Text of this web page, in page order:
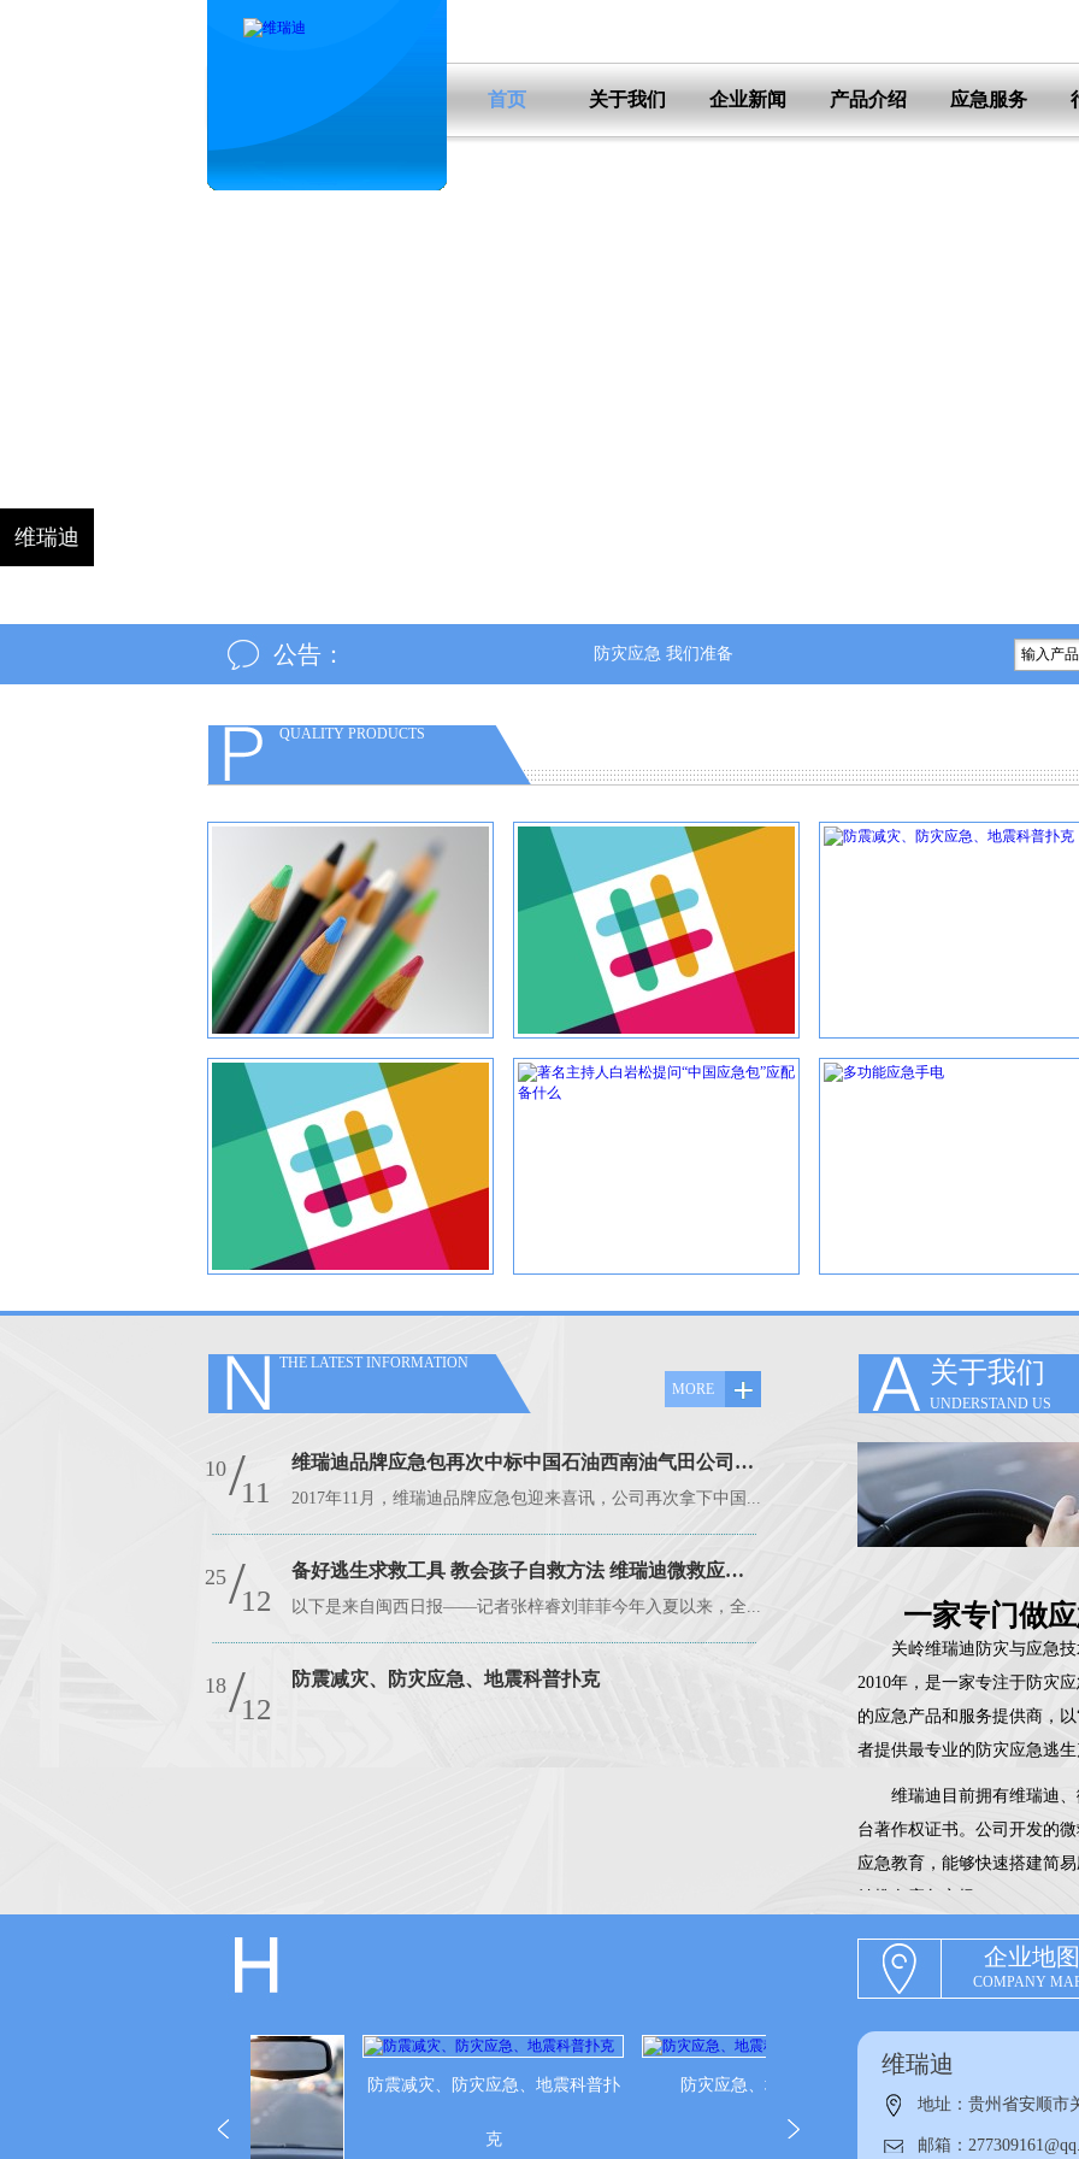
维瑞迪
首页 关于我们 企业新闻 产品介绍 应急服务
公告： 防灾应急 我们准备
QUALITY PRODUCTS
THE LATEST INFORMATION
MORE
10/11
维瑞迪品牌应急包再次中标中国石油西南油气田公司应急包项目
2017年11月，维瑞迪品牌应急包迎来喜讯，公司再次拿下中国...
25/12
备好逃生求救工具 教会孩子自救方法 维瑞迪微救应急哨能自救
以下是来自闽西日报——记者张梓睿刘菲菲今年入夏以来，全...
18/12
防震减灾、防灾应急、地震科普扑克
关于我们
UNDERSTAND US
一家专门做
关岭维瑞迪防灾与应急
2010年，是一家专注于防灾
的应急产品和服务提供商，
者提供最专业的防灾应急逃
维瑞迪目前拥有维瑞迪
台著作权证书。公司开发的
应急教育，能够快速搭建简
公司开发的微救App已在
救你旗下的防灾学院（
目前维瑞迪品牌应急包
他应急包、救你应急包、救
最新花费巨资搭建了应
防震减灾、防灾应急、地震科普扑 防灾应急、地震科普扑克
企业地图
COMPANY
维瑞迪
地址：贵州省安顺市
邮箱：